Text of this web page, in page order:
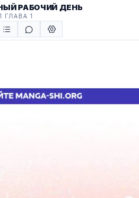
РАБОЧИЙ ДЕНЬ
ГЛАВА 1